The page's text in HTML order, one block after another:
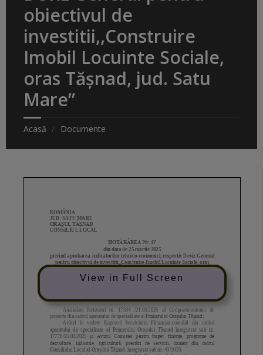
obiectivul de
investitii,,Construire
Imobil Locuinte Sociale,
oras Tășnad, jud. Satu
Mare”
Acasă Documente
View in Full Screen